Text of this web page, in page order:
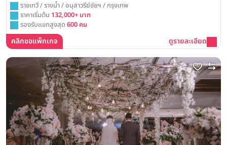
ราชเทวี / รางน้ำ / อนุสาวรีย์ชัยฯ / กรุงเทพ
ราคาเริ่มต้น 132,000+ บาท
รองรับแขกสูงสุด 600 คน
คลิกขอแพ็กเกจ ดูรายละเอียด